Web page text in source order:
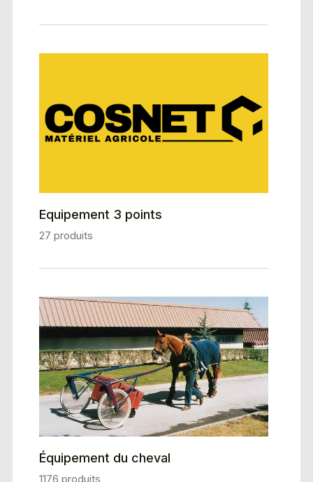
Equipement 3 points
27 produits
Équipement du cheval
1176 produits